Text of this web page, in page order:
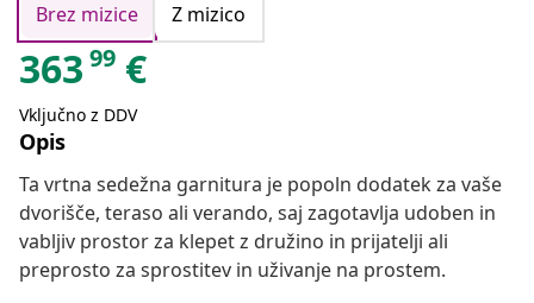
Brez mizice
Z mizico
363 99 €
Vključno z DDV
Opis
Ta vrtna sedežna garnitura je popoln dodatek za vaše
dvorišče, teraso ali verando, saj zagotavlja udoben in
vabljiv prostor za klepet z družino in prijatelji ali
preprosto za sprostitev in uživanje na prostem.